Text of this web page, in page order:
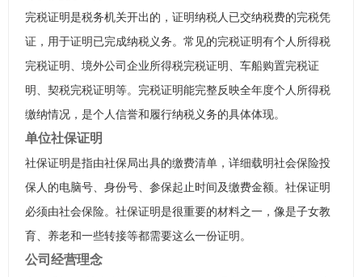
完税证明是税务机关开出的，证明纳税人已交纳税费的完税凭
证，用于证明已完成纳税义务。常见的完税证明有个人所得税
完税证明、境外公司企业所得税完税证明、车船购置完税证
明、契税完税证明等。完税证明能完整反映全年度个人所得税
缴纳情况，是个人信誉和履行纳税义务的具体体现。
单位社保证明
社保证明是指由社保局出具的缴费清单，详细载明社会保险投
保人的电脑号、身份号、参保起止时间及缴费金额。社保证明
必须由社会保险。社保证明是很重要的材料之一，像是子女教
育、养老和一些转接等都需要这么一份证明。
公司经营理念